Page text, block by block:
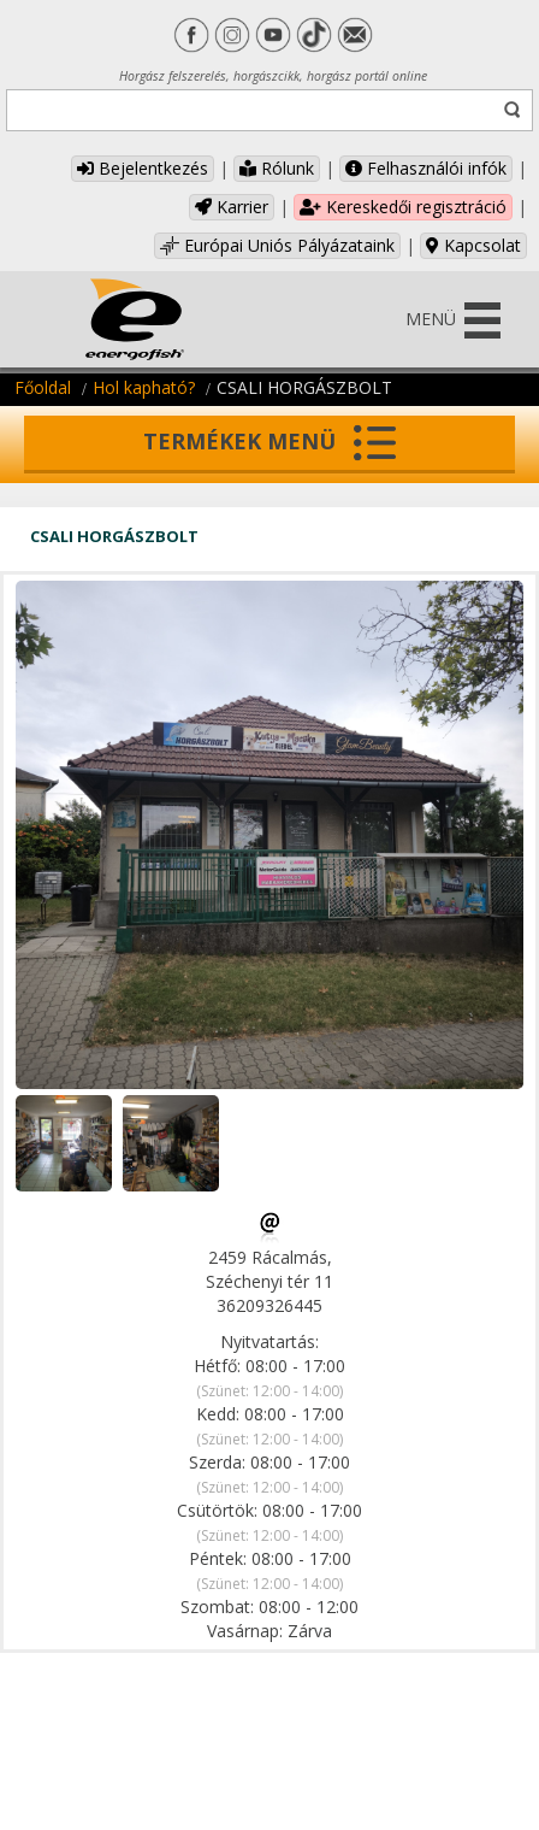
Horgász felszerelés, horgászcikk, horgász portál online
Bejelentkezés | Rólunk | Felhasználói infók
|
Karrier
| Kereskedői regisztráció
|
Európai Uniós Pályázataink
| Kapcsolat
MENÜ
Főoldal Hol kapható? CSALI HORGÁSZBOLT
TERMÉKEK MENÜ
CSALI HORGÁSZBOLT
2459 Rácalmás,
Széchenyi tér 11
36209326445
Nyitvatartás:
Hétfő: 08:00 - 17:00
(Szünet: 12:00 - 14:00)
Kedd: 08:00 - 17:00
(Szünet: 12:00 - 14:00)
Szerda: 08:00 - 17:00
(Szünet: 12:00 - 14:00)
Csütörtök: 08:00 - 17:00
(Szünet: 12:00 - 14:00)
Péntek: 08:00 - 17:00
(Szünet: 12:00 - 14:00)
Szombat: 08:00 - 12:00
Vasárnap: Zárva